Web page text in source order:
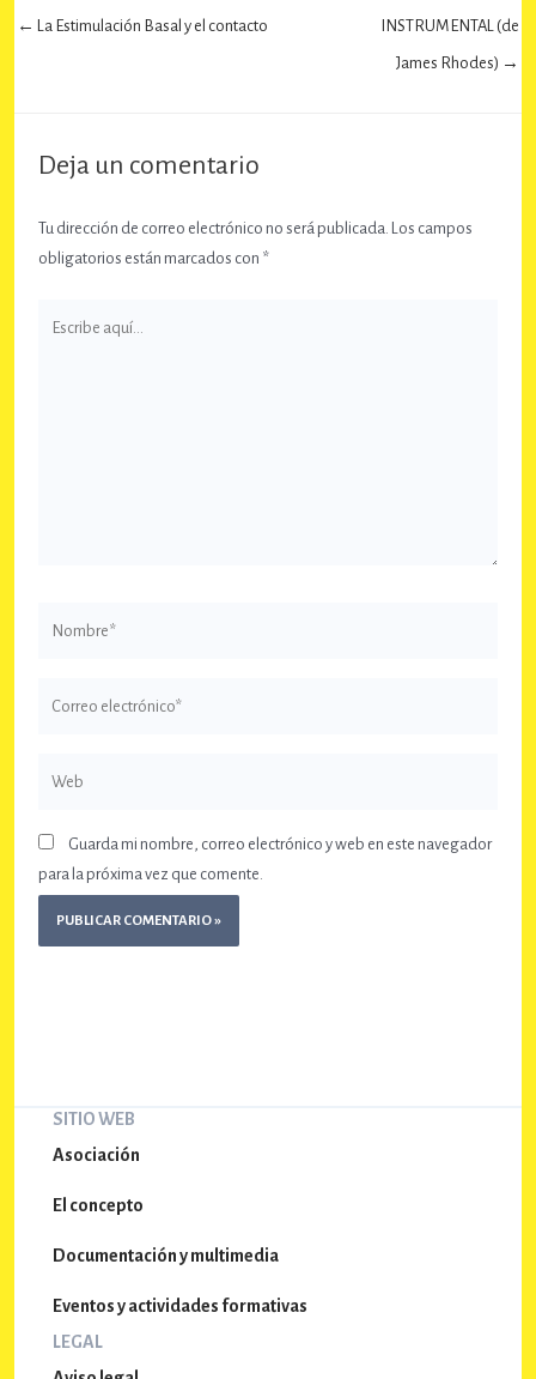
← La Estimulación Basal y el contacto INSTRUMENTAL (de
James Rhodes) →
Deja un comentario
Tu dirección de correo electrónico no será publicada.
Los campos
obligatorios están marcados con *
Guarda mi nombre, correo electrónico y web en este navegador
para la próxima vez que comente.
SITIO WEB
Asociación
El concepto
Documentación y multimedia
Eventos y actividades formativas
LEGAL